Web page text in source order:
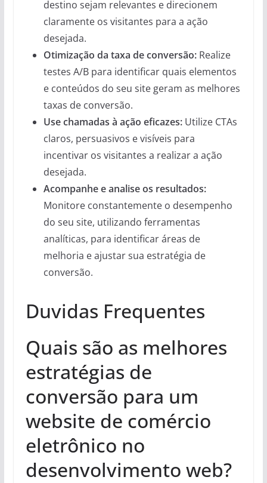
destino sejam relevantes e direcionem
claramente os visitantes para a ação
desejada.
Otimização da taxa de conversão:Realize
testes A/B para identificar quais elementos
e conteúdos do seu site geram as melhores
taxas de conversão.
Use chamadas à ação eficazes:Utilize CTAs
claros, persuasivos e visíveis para
incentivar os visitantes a realizar a ação
desejada.
Acompanhe e analise os resultados:
Monitore constantemente o desempenho
do seu site, utilizando ferramentas
analíticas, para identificar áreas de
melhoria e ajustar sua estratégia de
conversão.
Duvidas Frequentes
Quais são as melhores
estratégias de
conversão para um
website de comércio
eletrônico no
desenvolvimento web?